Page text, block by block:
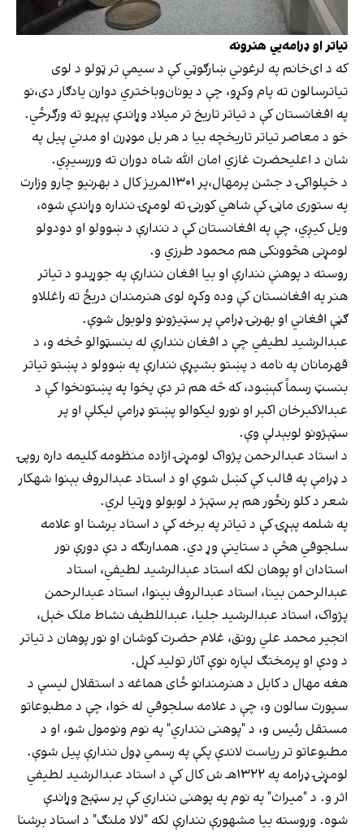
تیاتر او ډرامه‌یي هنرونه
که د ای‌خانم په لرغوني ښارګوټي کې د سیمې تر ټولو د لوی
تیاترسالون ته پام وکړو، چې د یونان‌‌وباختري دوارن یادګار دی،نو
په افغانستان کې د تیاتر تاریخ تر میلاد وړاندې پېړیو ته ورګرځي.
خو د معاصر تیاتر تاریخچه بیا د هر بل موډرن او مدني پیل په
شان د اعلیحضرت غازي امان الله شاه دوران ته وررسیږي.
د خپلواکۍ د جشن پرمهال،پر ۱۳۰۱لمریز کال د بهرنیو چارو وزارت
په ستوری ماڼۍ کې شاهي کورنۍ ته لومړۍ ننداره وړاندې شوه،
ویل کیږي، چې په افغانستان کې د نندارې د ښوولو او دودولو
لومړنی هڅوونکی هم محمود طرزي و.
روسته د پوهنې نندارې او بیا افغان نندارې په جوړېدو د تیاتر
هنر په افغانستان کې وده وکړه لوی هنرمندان دریځ ته راغللاو
ګڼې افغاني او بهرنۍ ډرامې پر سټيژونو ولوبول شوې.
عبدالرشید لطیفي چې د افغان نندارې له بنسټوالو څخه و، د
قهرمانان په نامه د پښتو بشپړې نندارې په ښوولو د پښتو تیاتر
بنسټ رسماً کېښود، که څه هم تر دې پخوا په پښتونخوا کې د
عبدالاکبرخان اکبر او نورو لیکوالو پښتو ډرامې لیکلې او پر
سټېژونو لوبېدلې وې.
د استاد عبدالرحمن پژواک لومړنۍ ازاده منظومه کلیمه داره روپۍ
د ډرامې په قالب کې کښل شوې او د استاد عبدالروف بېنوا شهکار
شعر د کلو رنځور هم پر سټېژ د لوبولو وړتیا لري.
په شلمه پېړۍ کې د تیاتر په برخه کې د استاد برشنا او علامه
سلجوقي هڅې د ستاینې وړ دي. همدارنګه د دې دورې نور
استادان او پوهان لکه استاد عبدالرشید لطیفي، استاد
عبدالرحمن بینا، استاد عبدالروف بینوا، استاد عبدالرحمن
پژواک، استاد عبدالرشید جلیا، عبداللطیف نشاط ملک خېل،
انجیر محمد علي رونق، غلام حضرت کوشان او نور پوهان د تیاتر
د ودې او پرمختګ لپاره نوې آثار تولید کړل.
هغه مهال د کابل د هنرمندانو ځای هماغه د استقلال لیسې د
سپورت سالون و، چې د علامه سلجوقي له خوا، چې د مطبوعاتو
مستقل رئیس و، د "پوهنی ننداري" په نوم ونومول شو، او د
مطبوعاتو تر ریاست لاندې پکې په رسمي ډول نندارې پیل شوې.
لومړنۍ ډرامه په ۱۳۲۲هـ ش کال کې د استاد عبدالرشید لطیفي
اثر و. د "میراث" په نوم په پوهنی ننداري کې پر سټېج وړاندې
شوه. وروسته بیا مشهورې نندارې لکه "لالا ملنګ" د استاد برشنا